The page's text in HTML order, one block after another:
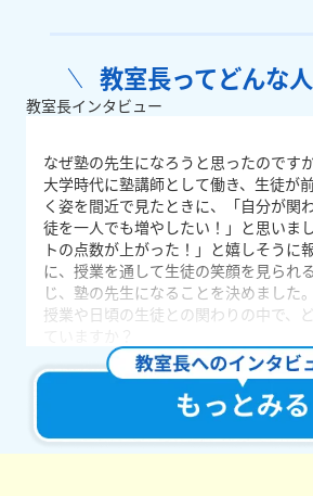
教室長ってどんな
教室長インタビュー
なぜ塾の先生になろうと思ったのです
大学時代に塾講師として働き、生徒が
く姿を間近で見たときに、「自分が関
徒を一人でも増やしたい！」と思いま
トの点数が上がった！」と嬉しそうに
に、授業を通して生徒の笑顔を見られ
じ、塾の先生になることを決めました。
授業や日頃の生徒との関わりの中で、
まず、生徒にとって塾が「楽しい場所
考えています。そのために日ごろから
するようにしています。話す内容は勉
こと、お家のことなど様々です。しっ
生徒からも話しやすい先生と思っても